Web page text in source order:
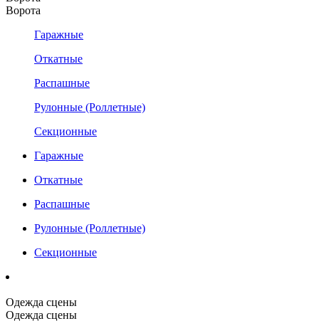
Ворота
Гаражные
Откатные
Распашные
Рулонные (Роллетные)
Секционные
Гаражные
Откатные
Распашные
Рулонные (Роллетные)
Секционные
Одежда сцены
Одежда сцены